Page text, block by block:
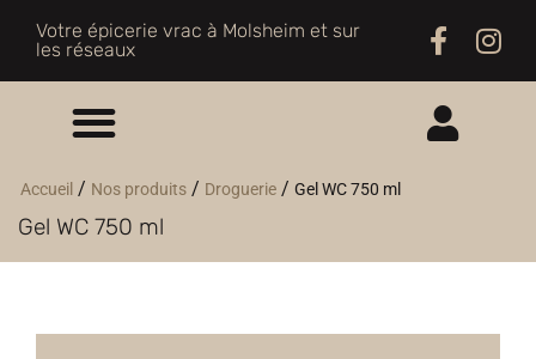
Votre épicerie vrac à Molsheim et sur
les réseaux
ME CONNECTER
Accueil / Nos produits / Droguerie / Gel WC 750 ml
Gel WC 750 ml